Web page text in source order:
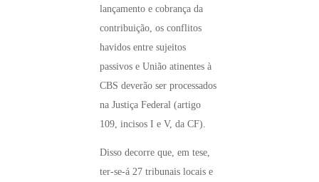
lançamento e cobrança da
contribuição, os conflitos
havidos entre sujeitos
passivos e União atinentes à
CBS deverão ser processados
na Justiça Federal (artigo
109, incisos I e V, da CF).
Disso decorre que, em tese,
ter-se-á 27 tribunais locais e